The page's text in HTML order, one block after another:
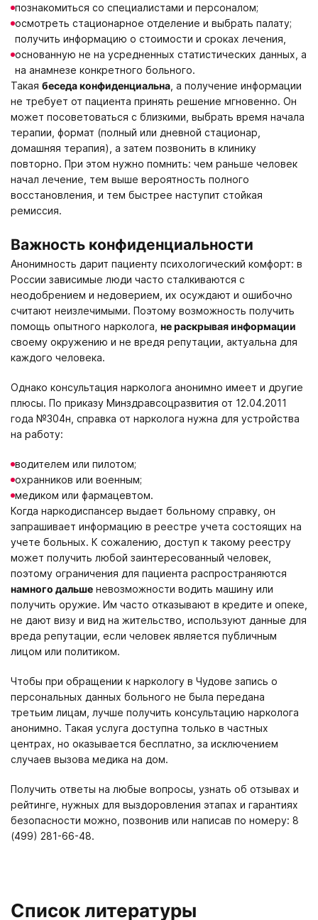
познакомиться со специалистами и персоналом;
осмотреть стационарное отделение и выбрать палату;
получить информацию о стоимости и сроках лечения,
основанную не на усредненных статистических данных, а
на анамнезе конкретного больного.
Такая беседа конфиденциальна , а получение информации
не требует от пациента принять решение мгновенно. Он
может посоветоваться с близкими, выбрать время начала
терапии, формат (полный или дневной стационар,
домашняя терапия), а затем позвонить в клинику
повторно. При этом нужно помнить: чем раньше человек
начал лечение, тем выше вероятность полного
восстановления, и тем быстрее наступит стойкая
ремиссия.
Важность конфиденциальности
Анонимность дарит пациенту психологический комфорт: в
России зависимые люди часто сталкиваются с
неодобрением и недоверием, их осуждают и ошибочно
считают неизлечимыми. Поэтому возможность получить
помощь опытного нарколога, не раскрывая информации
своему окружению и не вредя репутации, актуальна для
каждого человека.
Однако консультация нарколога анонимно имеет и другие
плюсы. По приказу Минздравсоцразвития от 12.04.2011
года №304н, справка от нарколога нужна для устройства
на работу:
водителем или пилотом;
охранников или военным;
медиком или фармацевтом.
Когда наркодиспансер выдает больному справку, он
запрашивает информацию в реестре учета состоящих на
учете больных. К сожалению, доступ к такому реестру
может получить любой заинтересованный человек,
поэтому ограничения для пациента распространяются
намного дальше невозможности водить машину или
получить оружие. Им часто отказывают в кредите и опеке,
не дают визу и вид на жительство, используют данные для
вреда репутации, если человек является публичным
лицом или политиком.
Чтобы при обращении к наркологу в Чудове запись о
персональных данных больного не была передана
третьим лицам, лучше получить консультацию нарколога
анонимно. Такая услуга доступна только в частных
центрах, но оказывается бесплатно, за исключением
случаев вызова медика на дом.
Получить ответы на любые вопросы, узнать об отзывах и
рейтинге, нужных для выздоровления этапах и гарантиях
безопасности можно, позвонив или написав по номеру: 8
(499) 281-66-48.
Список литературы